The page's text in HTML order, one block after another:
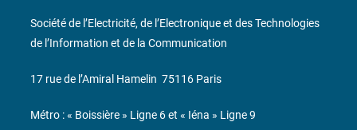
Société de l’Electricité, de l’Electronique et des Technologies
de l’Information et de la Communication
17 rue de l’Amiral Hamelin 75116 Paris
Métro : « Boissière » Ligne 6 et « Iéna » Ligne 9